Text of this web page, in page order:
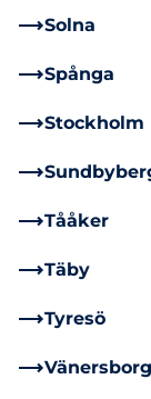
Solna
Spånga
Stockholm
Tååker
Täby
Tyresö
Vänersborg